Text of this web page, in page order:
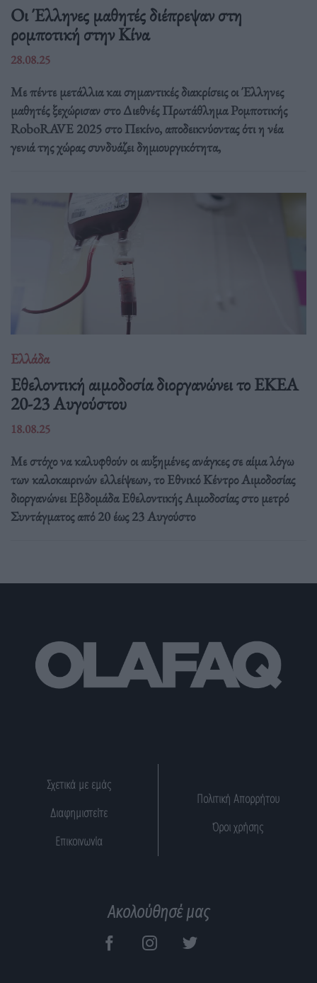
Οι Έλληνες μαθητές διέπρεψαν στη
ρομποτική στην Κίνα
28.08.25
Με πέντε μετάλλια και σημαντικές διακρίσεις οι Έλληνες
μαθητές ξεχώρισαν στο Διεθνές Πρωτάθλημα Ρομποτικής
RoboRAVE 2025 στο Πεκίνο, αποδεικνύοντας ότι η νέα
γενιά της χώρας συνδυάζει δημιουργικότητα,
Ελλάδα
Eθελοντική αιμοδοσία διοργανώνει το ΕΚΕΑ
20-23 Αυγούστου
18.08.25
Με στόχο να καλυφθούν οι αυξημένες ανάγκες σε αίμα λόγω
των καλοκαιρινών ελλείψεων, το Εθνικό Κέντρο Αιμοδοσίας
διοργανώνει Εβδομάδα Εθελοντικής Αιμοδοσίας στο μετρό
Συντάγματος από 20 έως 23 Αυγούστο
Σχετικά με εμάς
Διαφημιστείτε
Επικοινωνία
Πολιτική Απορρήτου
Όροι χρήσης
Ακολούθησέ μας